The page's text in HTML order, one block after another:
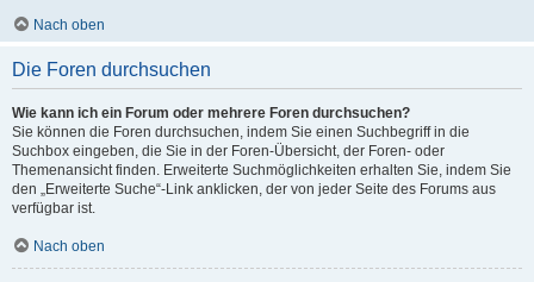
Nach oben
Die Foren durchsuchen
Wie kann ich ein Forum oder mehrere Foren durchsuchen?
Sie können die Foren durchsuchen, indem Sie einen Suchbegriff in die
Suchbox eingeben, die Sie in der Foren-Übersicht, der Foren- oder
Themenansicht finden. Erweiterte Suchmöglichkeiten erhalten Sie, indem Sie
den „Erweiterte Suche“-Link anklicken, der von jeder Seite des Forums aus
verfügbar ist.
Nach oben